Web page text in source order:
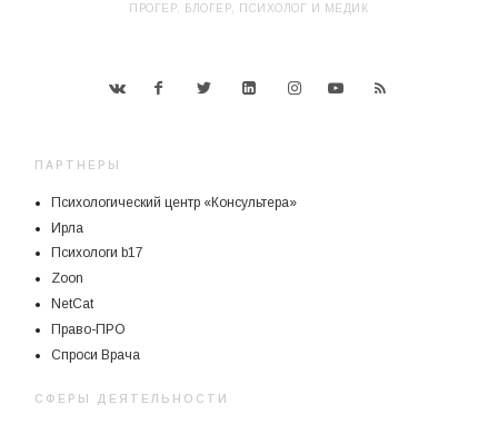
ПРОГЕР, БЛОГЕР, ПСИХОЛОГ И МЕДИК
ПАРТНЕРЫ
Психологический центр «Консультера»
Ирла
Психологи b17
Zoon
NetCat
Право-ПРО
Спроси Врача
СФЕРЫ ДЕЯТЕЛЬНОСТИ